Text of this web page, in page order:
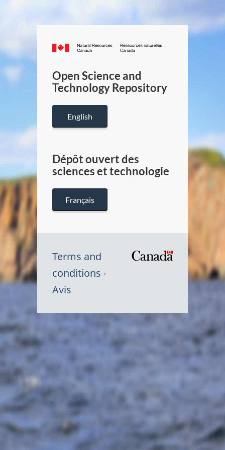
Canada.ca
/
Canada
Open Science and
Technology Repository
English
Dépôt ouvert des
sciences et technologie
Français
Terms and
conditions
Avis
Symbole
Canada